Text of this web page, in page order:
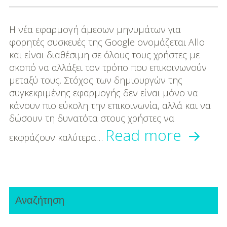
αληθινή!
H νέα εφαρμογή άμεσων μηνυμάτων για
φορητές συσκευές της Google ονομάζεται Allo
και είναι διαθέσιμη σε όλους τους χρήστες με
σκοπό να αλλάξει τον τρόπο που επικοινωνούν
μεταξύ τους. Στόχος των δημιουργών της
συγκεκριμένης εφαρμογής δεν είναι μόνο να
κάνουν πιο εύκολη την επικοινωνία, αλλά και να
δώσουν τη δυνατότα στους χρήστες να
εκφράζουν καλύτερα… Read more
νέα
Primary
Sidebar
Αναζήτηση